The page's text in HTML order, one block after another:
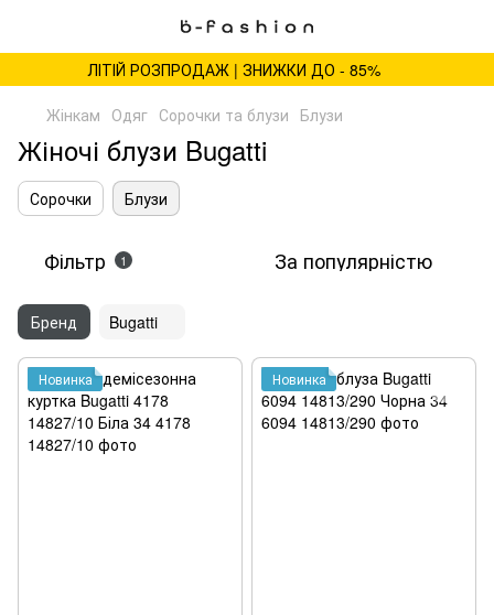
ЛІТІЙ РОЗПРОДАЖ | ЗНИЖКИ ДО - 85%
Жінкам Одяг Сорочки та блузи Блузи
Жіночі блузи Bugatti
Сорочки Блузи
Фільтр 1 За популярністю
Бренд Bugatti
Новинка Новинка